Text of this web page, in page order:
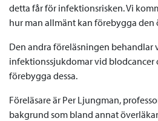
detta får för infektionsrisken. Vi
hur man allmänt kan förebygga
Den andra föreläsningen behandlar
infektionssjukdomar vid blodcancer
förebygga dessa.
Föreläsare är Per Ljungman,
bakgrund som bland annat